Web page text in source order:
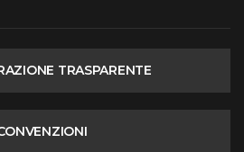
TRASPARENTE